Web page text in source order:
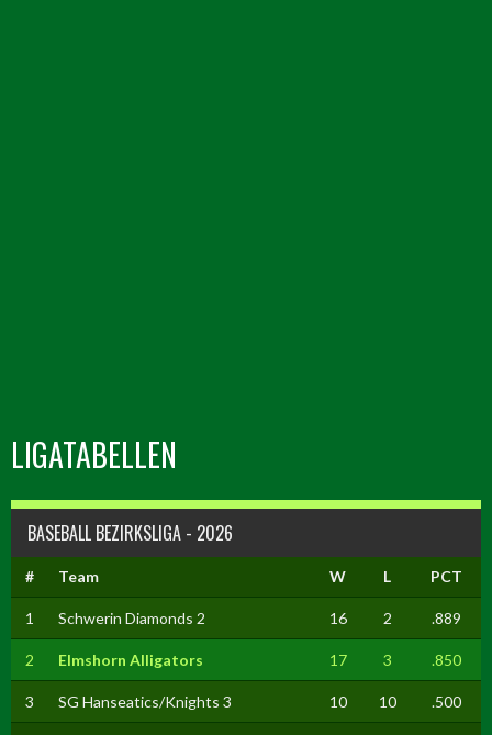
LIGATABELLEN
BASEBALL BEZIRKSLIGA - 2026
# Team W L PCT
1 Schwerin Diamonds 2 16 2 .889
2 Elmshorn Alligators 17 3 .850
3 SG Hanseatics/Knights 3 10 10 .500